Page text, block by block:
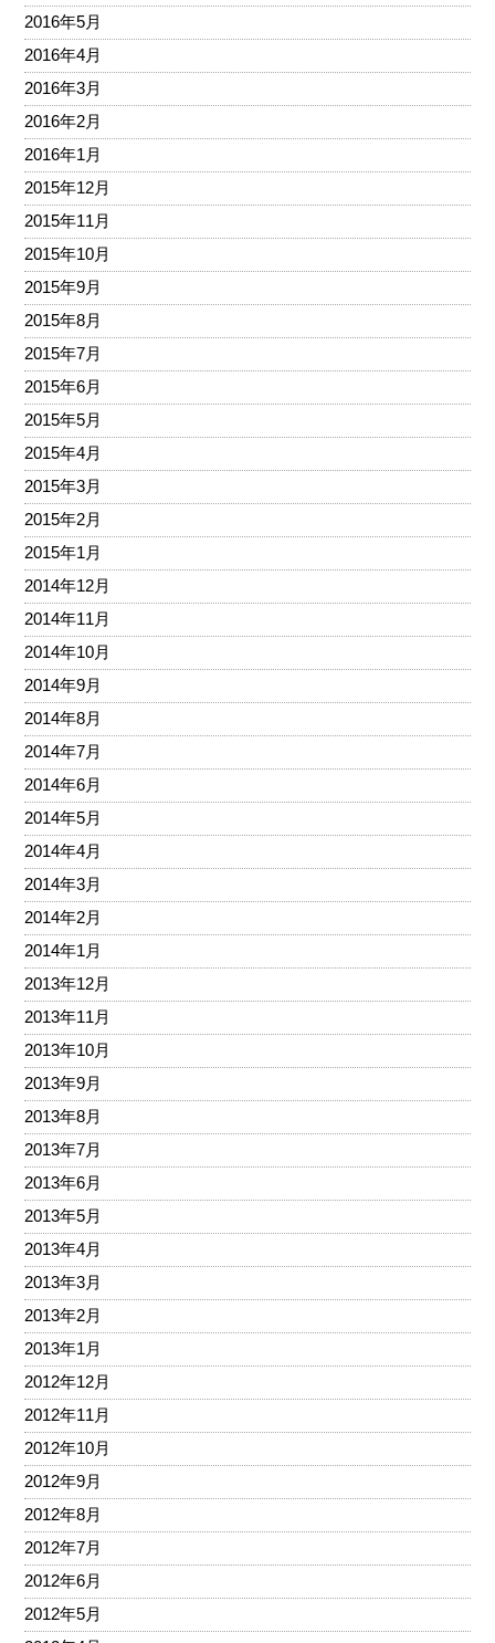
2016年5月
2016年4月
2016年3月
2016年2月
2016年1月
2015年12月
2015年11月
2015年10月
2015年9月
2015年8月
2015年7月
2015年6月
2015年5月
2015年4月
2015年3月
2015年2月
2015年1月
2014年12月
2014年11月
2014年10月
2014年9月
2014年8月
2014年7月
2014年6月
2014年5月
2014年4月
2014年3月
2014年2月
2014年1月
2013年12月
2013年11月
2013年10月
2013年9月
2013年8月
2013年7月
2013年6月
2013年5月
2013年4月
2013年3月
2013年2月
2013年1月
2012年12月
2012年11月
2012年10月
2012年9月
2012年8月
2012年7月
2012年6月
2012年5月